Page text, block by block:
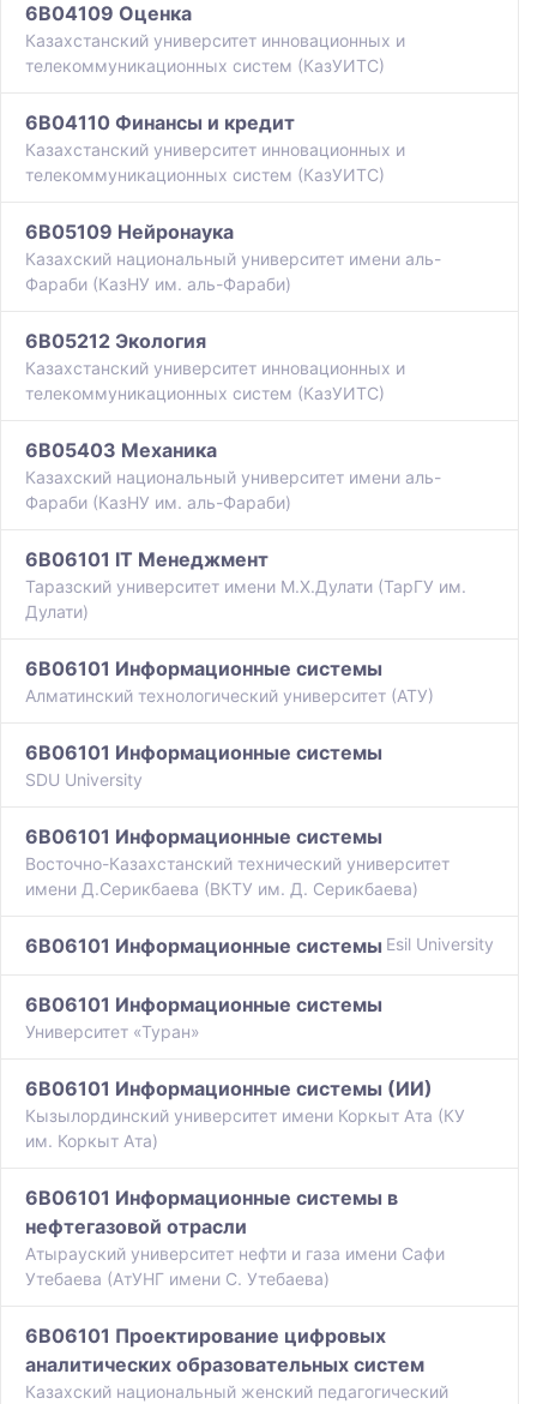
6B04109 Оценка
Казахстанский университет инновационных и
телекоммуникационных систем (КазУИТС)
6B04110 Финансы и кредит
Казахстанский университет инновационных и
телекоммуникационных систем (КазУИТС)
6B05109 Нейронаука
Казахский национальный университет имени аль-
Фараби (КазНУ им. аль-Фараби)
6B05212 Экология
Казахстанский университет инновационных и
телекоммуникационных систем (КазУИТС)
6B05403 Механика
Казахский национальный университет имени аль-
Фараби (КазНУ им. аль-Фараби)
6B06101 IT Менеджмент
Таразский университет имени М.Х.Дулати (ТарГУ им.
Дулати)
6B06101 Информационные системы
Алматинский технологический университет (АТУ)
6B06101 Информационные системы
SDU University
6B06101 Информационные системы
Восточно-Казахстанский технический университет
имени Д.Серикбаева (ВКТУ им. Д. Серикбаева)
6B06101 Информационные системы Esil University
6B06101 Информационные системы
Университет «Туран»
6B06101 Информационные системы (ИИ)
Кызылординский университет имени Коркыт Ата (КУ
им. Коркыт Ата)
6B06101 Информационные системы в
нефтегазовой отрасли
Атырауский университет нефти и газа имени Сафи
Утебаева (АтУНГ имени С. Утебаева)
6B06101 Проектирование цифровых
аналитических образовательных систем
Казахский национальный женский педагогический